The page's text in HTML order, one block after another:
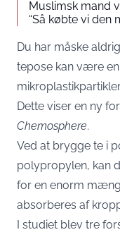
Muslimsk mand
“Så købte vi den
Du har måske
tepose kan være
Dette viser en ny
Chemosphere.
Ved at brygge te i
polypropylen, kan
for en enorm
absorberes af
I studiet blev tre